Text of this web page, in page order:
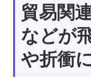
貿易関
などが
や折衝